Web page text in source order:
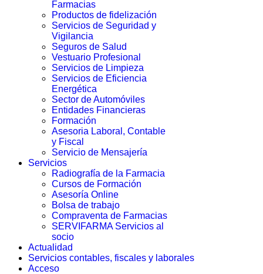
Farmacias
Productos de fidelización
Servicios de Seguridad y
Vigilancia
Seguros de Salud
Vestuario Profesional
Servicios de Limpieza
Servicios de Eficiencia
Energética
Sector de Automóviles
Entidades Financieras
Formación
Asesoria Laboral, Contable
y Fiscal
Servicio de Mensajería
Servicios
Radiografía de la Farmacia
Cursos de Formación
Asesoría Online
Bolsa de trabajo
Compraventa de Farmacias
SERVIFARMA Servicios al
socio
Actualidad
Servicios contables, fiscales y laborales
Acceso